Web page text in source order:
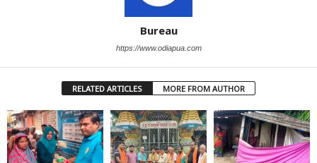
Bureau
https://www.odiapua.com
RELATED ARTICLES MORE FROM AUTHOR